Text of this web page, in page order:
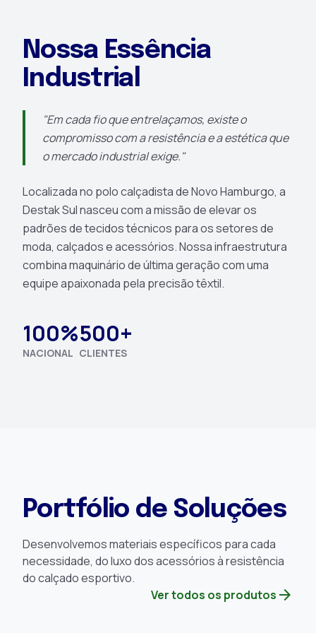
Nossa Essência
Industrial
"Em cada fio que entrelaçamos, existe o
compromisso com a resistência e a estética que
o mercado industrial exige."
Localizada no polo calçadista de Novo Hamburgo, a
Destak Sul nasceu com a missão de elevar os
padrões de tecidos técnicos para os setores de
moda, calçados e acessórios. Nossa infraestrutura
combina maquinário de última geração com uma
equipe apaixonada pela precisão têxtil.
100%
NACIONAL
500+
CLIENTES
Portfólio de Soluções
Desenvolvemos materiais específicos para cada
necessidade, do luxo dos acessórios à resistência
do calçado esportivo.
Ver todos os produtos arrow_forward